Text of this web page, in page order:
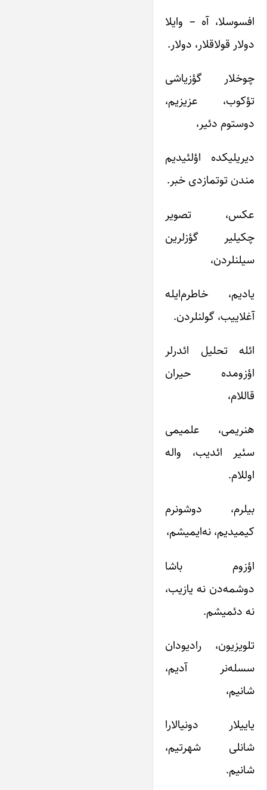
افسوسلا، آه – وایلا
دولار قولاقلار، دولار.
چوخلار گؤزیاشی
تؤکوب، عزیزیم،
دوستوم دئیر،
دیریلیکده اؤلئیدیم
مندن توتمازدی خبر.
عکس، تصویر
چکیلیر گؤزلرین
سیلنلردن،
یادیم، خاطرم‌ایله
آغلاییب، گولنلردن.
ائله تحلیل ائدرلر
اؤزومده حیران
قاللام،
هنریمی، علمیمی
سئیر ائدیب، واله
اوللام.
بیلرم، دوشونرم
کیمیدیم، نه‌ایمیشم،
اؤزوم باشا
دوشمه‌دن نه یازیب،
نه دئمیشم.
تلویزیون، رادیودان
سسله‌نر آدیم،
شانیم،
یاییلار دونیالارا
شانلی شهرتیم،
شانیم.